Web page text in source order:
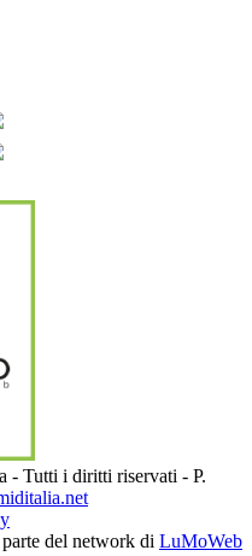
Tutti i diritti riservati - P.
del network di LuMoWeb